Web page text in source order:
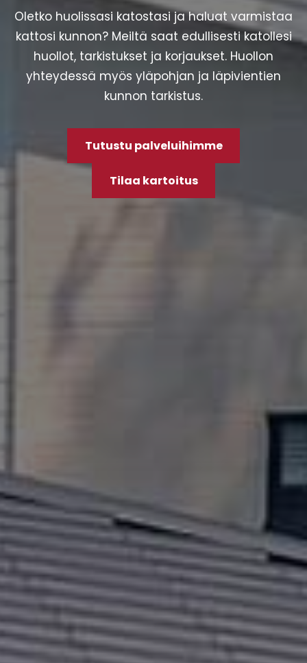
Oletko huolissasi katostasi ja haluat varmistaa
kattosi kunnon? Meiltä saat edullisesti katollesi
huollot, tarkistukset ja korjaukset. Huollon
yhteydessä myös yläpohjan ja läpivientien
kunnon tarkistus.
Tutustu palveluihimme
Tilaa kartoitus